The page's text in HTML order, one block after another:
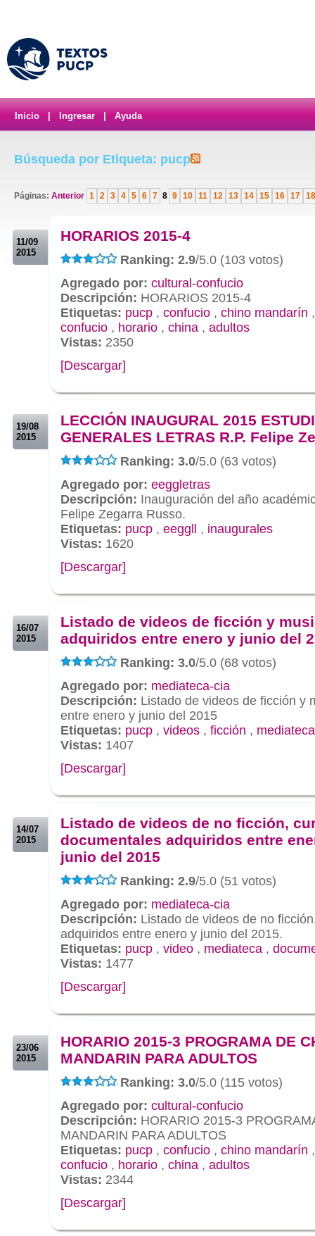
Inicio Ingresar Ayuda
Búsqueda por Etiqueta: pucp
Páginas: Anterior 1 2 3 4 5 6 7 8 9 10 11 12 13 14 15 16 17 18
11/09
2015
HORARIOS 2015-4
Ranking: 2.9/5.0 (103 votos)
Agregado por: cultural-confucio
Descripción: HORARIOS 2015-4
Etiquetas: pucp , confucio , chino mandarín
confucio , horario , china , adultos
Vistas: 2350
[Descargar]
19/08
2015
LECCIÓN INAUGURAL 2015
GENERALES LETRAS R.P. Felipe
Ranking: 3.0/5.0 (63 votos)
Agregado por: eeggletras
Descripción: Inauguración del año
Felipe Zegarra Russo.
Etiquetas: pucp , eeggll , inaugurales
Vistas: 1620
[Descargar]
16/07
2015
Listado de videos de ficción y
adquiridos entre enero y junio del
Ranking: 3.0/5.0 (68 votos)
Agregado por: mediateca-cia
Descripción: Listado de videos de ficción y
entre enero y junio del 2015
Etiquetas: pucp , videos , ficción , mediateca
Vistas: 1407
[Descargar]
14/07
2015
Listado de videos de no ficción,
documentales adquiridos entre
junio del 2015
Ranking: 2.9/5.0 (51 votos)
Agregado por: mediateca-cia
Descripción: Listado de videos de no
adquiridos entre enero y junio del 2015.
Etiquetas: pucp , video , mediateca ,
Vistas: 1477
[Descargar]
23/06
2015
HORARIO 2015-3 PROGRAMA DE
MANDARIN PARA ADULTOS
Ranking: 3.0/5.0 (115 votos)
Agregado por: cultural-confucio
Descripción: HORARIO 2015-3
MANDARIN PARA ADULTOS
Etiquetas: pucp , confucio , chino mandarín
confucio , horario , china , adultos
Vistas: 2344
[Descargar]